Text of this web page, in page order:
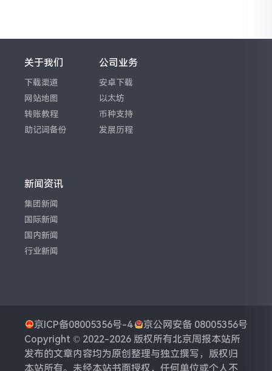
关于我们
下载渠道
网站地图
转账教程
助记词备份
公司业务
安卓下载
以太坊
币种支持
发展历程
新闻资讯
集团新闻
国际新闻
国内新闻
行业新闻
京ICP备08005356号-4
京公网安备 08005356号
Copyright © 2022-2026 版权所有北京周报本站所
发布的文章内容均为原创整理与独立撰写，版权归
本站所有。未经本站书面授权，任何单位或个人不